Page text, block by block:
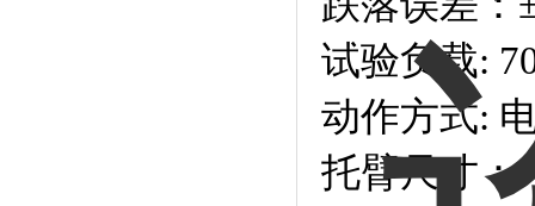
试验负载:
动作方式:
托臂尺寸：